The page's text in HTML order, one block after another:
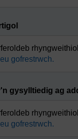
gofrestrwch.
gysylltiedig ag
gofrestrwch.